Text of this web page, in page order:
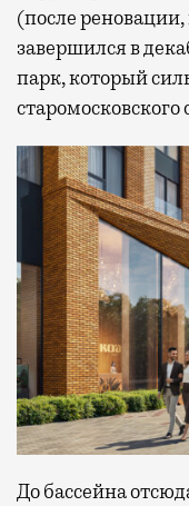
(после
завершился в
парк, который
старомосковского
До бассейна